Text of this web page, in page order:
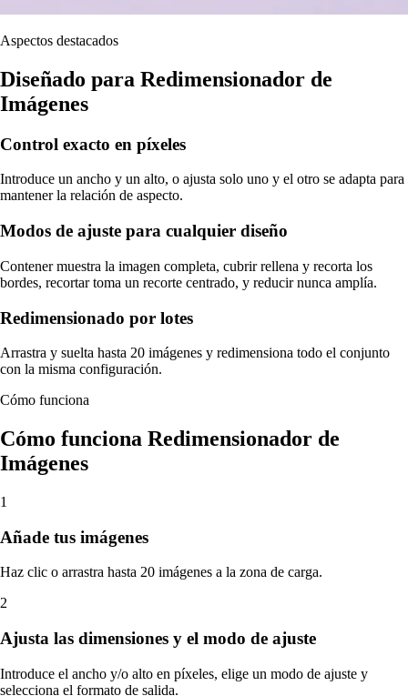
Aspectos destacados
Diseñado para Redimensionador de
Imágenes
Control exacto en píxeles
Introduce un ancho y un alto, o ajusta solo uno y el otro se adapta para
mantener la relación de aspecto.
Modos de ajuste para cualquier diseño
Contener muestra la imagen completa, cubrir rellena y recorta los
bordes, recortar toma un recorte centrado, y reducir nunca amplía.
Redimensionado por lotes
Arrastra y suelta hasta 20 imágenes y redimensiona todo el conjunto
con la misma configuración.
Cómo funciona
Cómo funciona Redimensionador de
Imágenes
1
Añade tus imágenes
Haz clic o arrastra hasta 20 imágenes a la zona de carga.
2
Ajusta las dimensiones y el modo de ajuste
Introduce el ancho y/o alto en píxeles, elige un modo de ajuste y
selecciona el formato de salida.